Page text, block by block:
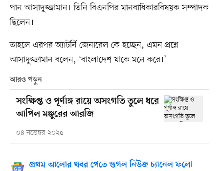
পান আসাদুজ্জামান। তিনি বিএনপির মানবাধিকারবিষয়ক সম্পাদক
ছিলেন।
তাহলে এরপর অ্যাটর্নি জেনারেল কে হচ্ছেন, এমন প্রশ্নে
আসাদুজ্জামান বলেন, ‘বাংলাদেশ যাকে মনে করে।’
আরও পড়ুন
সংক্ষিপ্ত ও পূর্ণাঙ্গ রায়ে অসংগতি তুলে ধরে
আপিল মঞ্জুরের আরজি
০৪ নভেম্বর ২০২৫
প্রথম আলোর খবর পেতে গুগল নিউজ চ্যানেল ফলো